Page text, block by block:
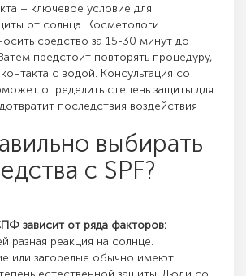
– ключевое условие для
от солнца. Косметологи
средство за 15-30 минут до
предстоит повторять процедуру,
с водой. Консультация со
определить степень защиты для
последствия воздействия
выбирать
с SPF?
зависит от ряда факторов:
разная реакция на солнце.
или загорелые обычно имеют